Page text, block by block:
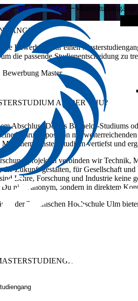
Studienangebot Masterstudiengänge
Bewerbung für einen
die passende Studienentscheidung zu
Bewerbung Master
AN DER THU?
Abschluss Deines Bachelor-Studiums
Führungsposition mit
einem Master-Studium vertiefst und
verbinden wir
die Zukunft gestalten, für Gesellschaft und
Lehre, Forschung und Industrie keine
nicht anonym, sondern in direktem
der Technischen Hochschule Ulm